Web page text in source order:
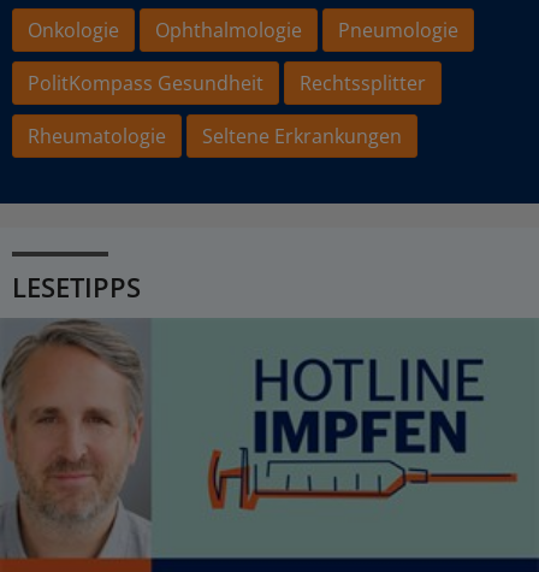
Onkologie
Ophthalmologie
Pneumologie
PolitKompass Gesundheit
Rechtssplitter
Rheumatologie
Seltene Erkrankungen
LESETIPPS